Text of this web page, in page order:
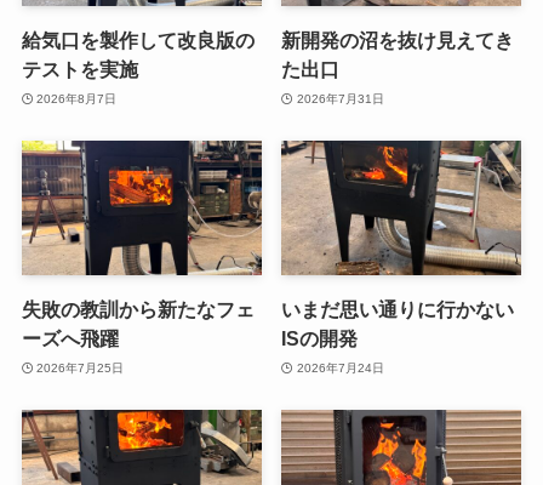
給気口を製作して改良版の
テストを実施
2026年8月7日
新開発の沼を抜け見えてき
た出口
2026年7月31日
失敗の教訓から新たなフェ
ーズへ飛躍
2026年7月25日
いまだ思い通りに行かない
ISの開発
2026年7月24日